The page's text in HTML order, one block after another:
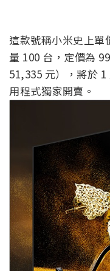
這款號稱小米史上單
量 100 台，定價為
51,335 元），將於
用程式獨家開賣。